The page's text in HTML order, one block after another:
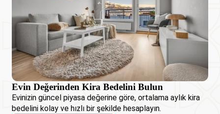
Evin Değerinden Kira Bedelini Bulun
Evinizin güncel piyasa değerine göre, ortalama aylık kira
bedelini kolay ve hızlı bir şekilde hesaplayın.